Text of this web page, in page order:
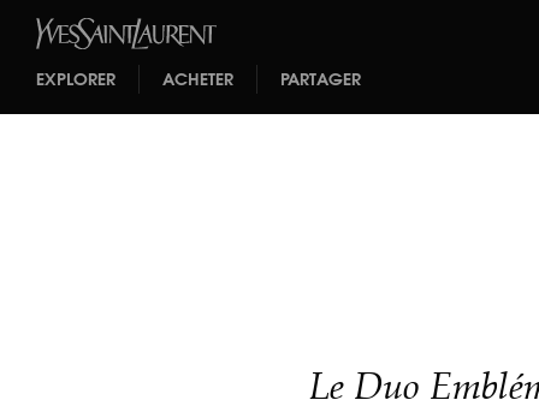
EXPLORER ACHETER PARTAGER
Le Duo